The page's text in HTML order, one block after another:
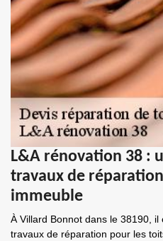
L&A rénovation 38 :
travaux de
immeuble
À Villard Bonnot dans le 38190,
travaux de réparation pour les